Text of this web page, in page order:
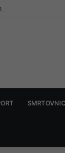
Prijenos uživo